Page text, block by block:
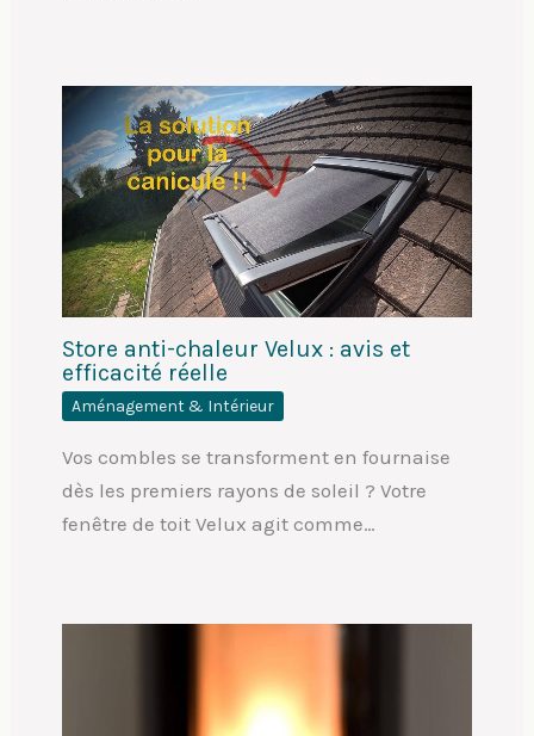
Store anti-chaleur Velux : avis et
efficacité réelle
Aménagement & Intérieur
Vos combles se transforment en fournaise
dès les premiers rayons de soleil ? Votre
fenêtre de toit Velux agit comme…